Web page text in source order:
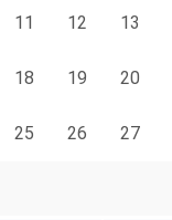
11 12 13
18 19 20
25 26 27